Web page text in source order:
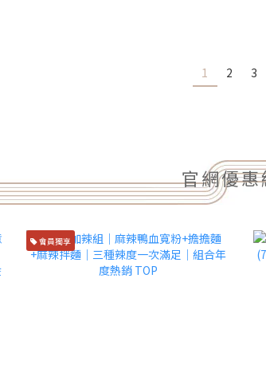
1 2 3
官網優
會員獨享